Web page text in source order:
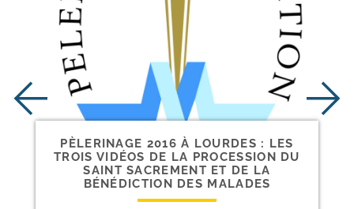
PÈLERINAGE 2016 À LOURDES : LES
TROIS VIDÉOS DE LA PROCESSION DU
SAINT SACREMENT ET DE LA
BÉNÉDICTION DES MALADES